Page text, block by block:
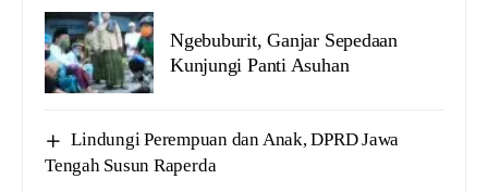
Ngebuburit, Ganjar Sepedaan
Kunjungi Panti Asuhan
Lindungi Perempuan dan Anak, DPRD Jawa
Tengah Susun Raperda